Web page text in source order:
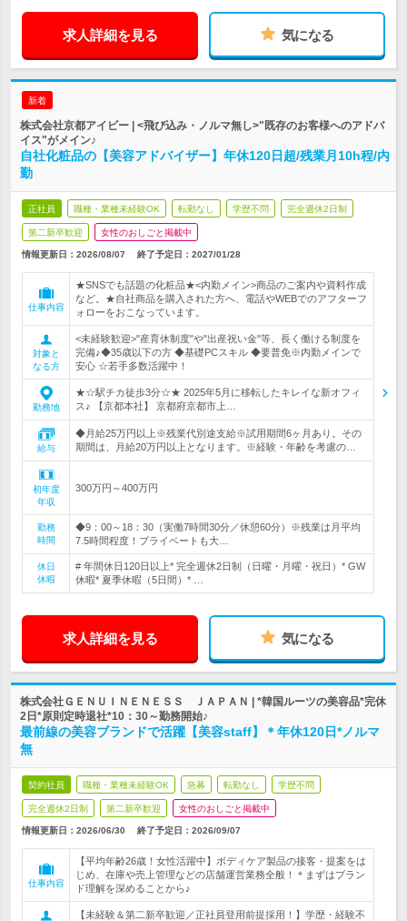
求人詳細を見る 気になる
新着
株式会社京都アイビー | <飛び込み・ノルマ無し>"既存のお客様へのアドバ
イス"がメイン♪
自社化粧品の【美容アドバイザー】年休120日超/残業月10h程/内
勤
正社員 職種・業種未経験OK 転勤なし 学歴不問 完全週休2日制
第二新卒歓迎 女性のおしごと掲載中
情報更新日：2026/08/07 終了予定日： 2027/01/28
仕事内容
★SNSでも話題の化粧品★<内勤メイン>商品のご案内や資料作成
など。★自社商品を購入された方へ、電話やWEBでのアフターフ
ォローをおこなっています。
対象と
なる方
<未経験歓迎>"産育休制度"や"出産祝い金"等、長く働ける制度を
完備♪◆35歳以下の方 ◆基礎PCスキル ◆要普免※内勤メインで
安心 ☆若手多数活躍中！
勤務地
★☆駅チカ徒歩3分☆★ 2025年5月に移転したキレイな新オフィ
ス♪ 【京都本社】 京都府京都市上…
給与
◆月給25万円以上※残業代別途支給※試用期間6ヶ月あり。その
期間は、月給20万円以上となります。※経験・年齢を考慮の…
初年度
年収
300万円～400万円
勤務
時間
◆9：00～18：30（実働7時間30分／休憩60分）※残業は月平均
7.5時間程度！プライベートも大…
休日
休暇
# 年間休日120日以上* 完全週休2日制（日曜・月曜・祝日）* GW
休暇* 夏季休暇（5日間）* …
求人詳細を見る 気になる
株式会社ＧＥＮＵＩＮＥＮＥＳＳ ＪＡＰＡＮ | *韓国ルーツの美容品*完休
2日*原則定時退社*10：30～勤務開始♪
最前線の美容ブランドで活躍【美容staff】＊年休120日*ノルマ
無
契約社員 職種・業種未経験OK 急募 転勤なし 学歴不問
完全週休2日制 第二新卒歓迎 女性のおしごと掲載中
情報更新日：2026/06/30 終了予定日： 2026/09/07
仕事内容
【平均年齢26歳！女性活躍中】ボディケア製品の接客・提案をは
じめ、在庫や売上管理などの店舗運営業務全般！＊まずはブラン
ド理解を深めることから♪
【未経験＆第二新卒歓迎／正社員登用前提採用！】学歴・経験不